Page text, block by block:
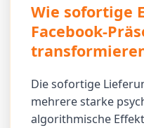
Wie sofortige
Facebook-
Die sofortige
mehrere starke
algorithmische